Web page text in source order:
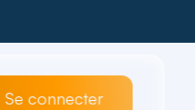
Se connecter